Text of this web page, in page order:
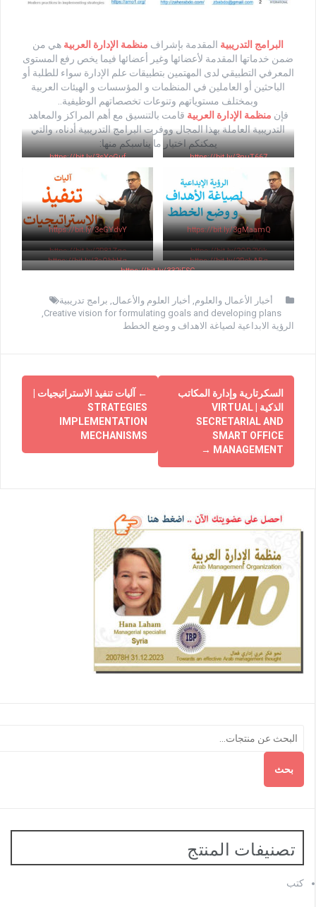
البرامج التدريبيةالمقدمة بإشراف منظمة الإدارة العربيةهي من
ضمن خدماتها المقدمة لأعضائها وغير أعضائها فيما يخص رفع المستوى
المعرفي التطبيقي لدى المهتمين بتطبيقات علم الإدارة سواء للطلبة أو
الباحثين أو العاملين في المنظمات و المؤسسات و الهيئات العربية
وبمختلف مستوياتهم وتنوعات تخصصاتهم الوظيفية..
فإن منظمة الإدارة العربيةقامت بالتنسيق مع أهم المراكز والمعاهد
التدريبية العاملة بهذا المجال ووفرت البرامج التدريبية أدناه، والتي
يمكنكم اختيار ما يناسبكم منها:
https://bit.ly/3nuT667
https://bit.ly/3sYoGuf
https://bit.ly/3gMaamQ
https://bit.ly/3eGYdvY
https://bit.ly/2QD2Yik
https://bit.ly/2R81Zqo
https://bit.ly/2RckABq
https://bit.ly/3aObbHg
https://bit.ly/332iFSG
أخبار الأعمال والعلوم, أخبار العلوم والأعمال , برامج تدريبية
Creative vision for formulating goals and developing plans
,
الرؤية الابداعية لصياغة الاهداف و وضع الخطط
← آليات تنفيذ الاستراتيجيات |
STRATEGIES
IMPLEMENTATION
MECHANISMS
السكرتارية وإدارة المكاتب
الذكية | VIRTUAL
SECRETARIAL AND
SMART OFFICE
MANAGEMENT
→
بحث
تصنيفات المنتج
كتب